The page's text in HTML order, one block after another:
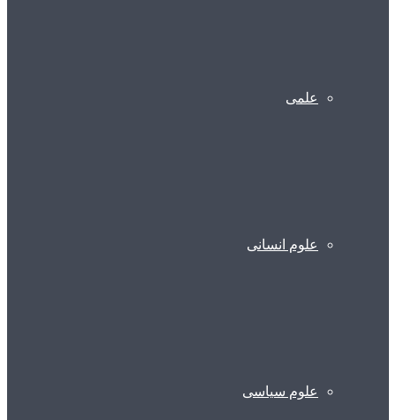
علمی
علوم انسانی
علوم سیاسی